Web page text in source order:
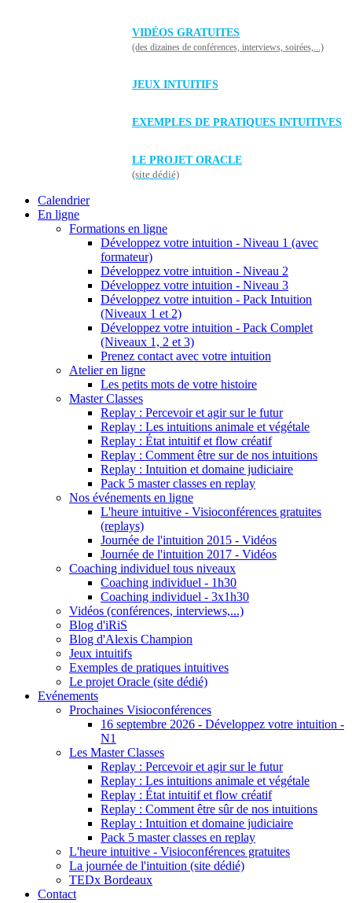
VIDÉOS GRATUITES
(des dizaines de conférences, interviews, soirées,...)
JEUX INTUITIFS
EXEMPLES DE PRATIQUES INTUITIVES
LE PROJET ORACLE
(site dédié)
Calendrier
En ligne
Formations en ligne
Développez votre intuition - Niveau 1 (avec
formateur)
Développez votre intuition - Niveau 2
Développez votre intuition - Niveau 3
Développez votre intuition - Pack Intuition
(Niveaux 1 et 2)
Développez votre intuition - Pack Complet
(Niveaux 1, 2 et 3)
Prenez contact avec votre intuition
Atelier en ligne
Les petits mots de votre histoire
Master Classes
Replay : Percevoir et agir sur le futur
Replay : Les intuitions animale et végétale
Replay : État intuitif et flow créatif
Replay : Comment être sur de nos intuitions
Replay : Intuition et domaine judiciaire
Pack 5 master classes en replay
Nos événements en ligne
L'heure intuitive - Visioconférences gratuites
(replays)
Journée de l'intuition 2015 - Vidéos
Journée de l'intuition 2017 - Vidéos
Coaching individuel tous niveaux
Coaching individuel - 1h30
Coaching individuel - 3x1h30
Vidéos (conférences, interviews,...)
Blog d'iRiS
Blog d'Alexis Champion
Jeux intuitifs
Exemples de pratiques intuitives
Le projet Oracle (site dédié)
Evénements
Prochaines Visioconférences
16 septembre 2026 - Développez votre intuition -
N1
Les Master Classes
Replay : Percevoir et agir sur le futur
Replay : Les intuitions animale et végétale
Replay : État intuitif et flow créatif
Replay : Comment être sûr de nos intuitions
Replay : Intuition et domaine judiciaire
Pack 5 master classes en replay
L'heure intuitive - Visioconférences gratuites
La journée de l'intuition (site dédié)
TEDx Bordeaux
Contact